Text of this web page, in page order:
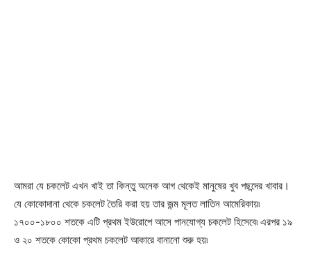
আমরা যে চকলেট এখন খাই তা কিন্তু অনেক আগ থেকেই মানুষের খুব পছন্দের খাবার।
যে কোকোদানা থেকে চকলেট তৈরি করা হয় তার জন্ম মূলত লাতিন আমেরিকায়৷
১৭০০-১৮০০ শতকে এটি প্রথম ইউরোপে আসে পানযোগ্য চকলেট হিসেবে৷ এরপর ১৯
ও ২০ শতকে কোকো প্রথম চকলেট আকারে বানানো শুরু হয়৷